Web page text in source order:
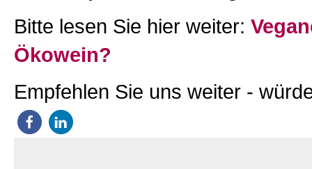
Bitte lesen Sie hier weiter:
Ökowein?
Empfehlen Sie uns weiter -